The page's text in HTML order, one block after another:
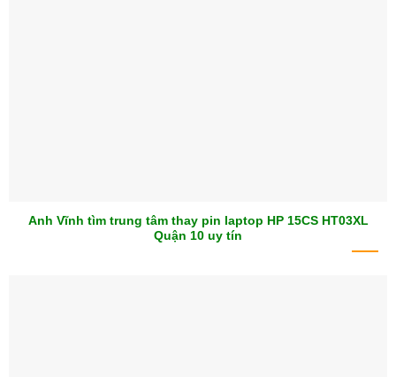
Anh Vĩnh tìm trung tâm thay pin laptop HP 15CS HT03XL
Quận 10 uy tín